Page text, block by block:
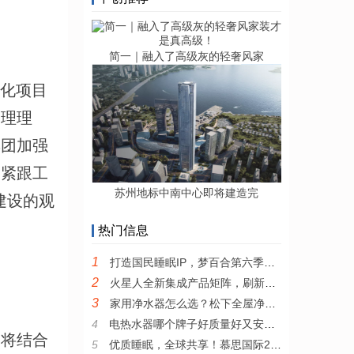
项目
理
加强
跟工
设的观
结合
简一｜融入了高级灰的轻奢风家
苏州地标中南中心即将建造完
热门信息
1 打造国民睡眠IP，梦百合第六季全民试睡节引领0压睡眠新风尚
2 火星人全新集成产品矩阵，刷新集成厨电产品新高度
3
家用净水器怎么选？松下全屋净水系统值得推荐
4
电热水器哪个牌子好质量好又安全？耐用安全的电热水器推荐
5
优质睡眠，全球共享！慕思国际2022年全新品牌宣传片发布